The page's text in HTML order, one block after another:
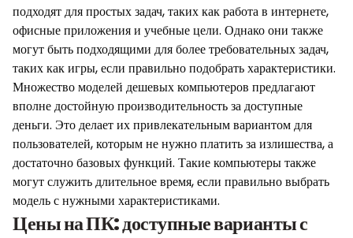
подходят для простых задач, таких как работа в интернете,
офисные приложения и учебные цели. Однако они также
могут быть подходящими для более требовательных задач,
таких как игры, если правильно подобрать характеристики.
Множество моделей дешевых компьютеров предлагают
вполне достойную производительность за доступные
деньги. Это делает их привлекательным вариантом для
пользователей, которым не нужно платить за излишества, а
достаточно базовых функций. Такие компьютеры также
могут служить длительное время, если правильно выбрать
модель с нужными характеристиками.
Цены на ПК: доступные варианты с